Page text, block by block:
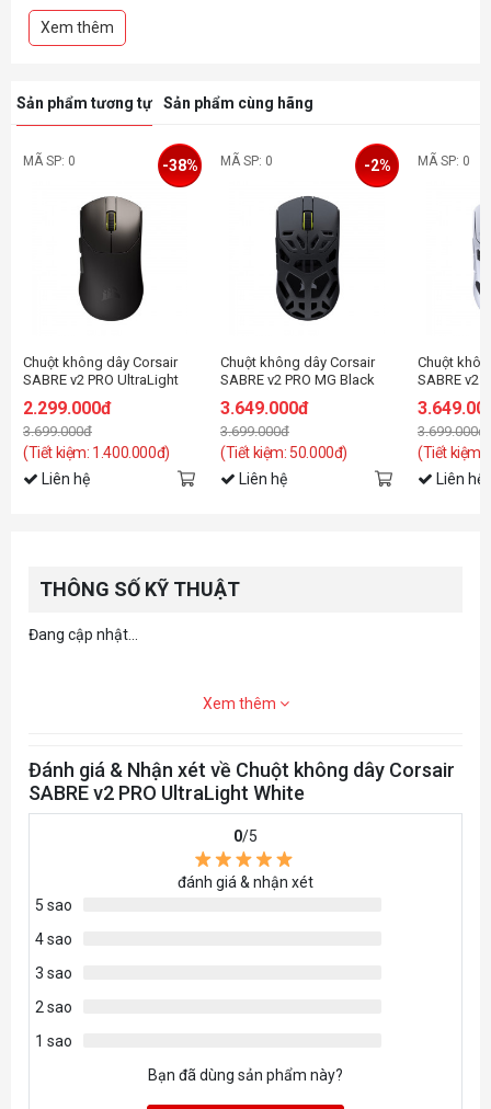
- Polling rate hỗ trợ lên đến 8000Hz
- Switch bấm cơ học với độ bền 100 triệu lần nhấn
Xem thêm
Sản phẩm tương tự Sản phẩm cùng hãng
MÃ SP: 0
Chuột không dây Corsair
SABRE v2 PRO UltraLight
2.299.000đ
3.699.000đ
(Tiết kiệm: 1.400.000đ)
-38%
Liên hệ
MÃ SP: 0
Chuột không dây Corsair
SABRE v2 PRO MG Black
3.649.000đ
3.699.000đ
(Tiết kiệm: 50.000đ)
-2%
Liên hệ
MÃ SP: 0
Chuột
SABRE v2
3.699.000đ
(Tiết kiệm:
Liên hệ
THÔNG SỐ KỸ THUẬT
Đang cập nhật...
Xem thêm
Đánh giá & Nhận xét về Chuột không dây Corsair
SABRE v2 PRO UltraLight White
0/5
đánh giá & nhận xét
5 sao
4 sao
3 sao
2 sao
1 sao
Bạn đã dùng sản phẩm này?